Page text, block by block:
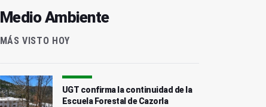
Medio Ambiente
MÁS VISTO HOY
UGT confirma la continuidad de la
Escuela Forestal de Cazorla